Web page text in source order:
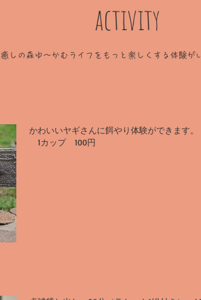
activity
癒しの森ゆ〜かむライフをもっと楽しくする体験が
かわいいヤギさんに餌やり体験ができます。
1カップ 100円